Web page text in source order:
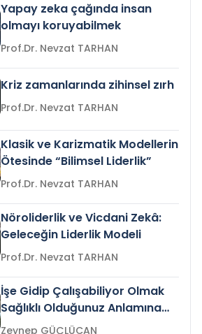
Yapay zeka çağında insan
olmayı koruyabilmek
Prof.Dr. Nevzat TARHAN
Kriz zamanlarında zihinsel zırh
Prof.Dr. Nevzat TARHAN
Klasik ve Karizmatik Modellerin
Ötesinde “Bilimsel Liderlik”
Prof.Dr. Nevzat TARHAN
Nöroliderlik ve Vicdani Zekâ:
Geleceğin Liderlik Modeli
Prof.Dr. Nevzat TARHAN
İşe Gidip Çalışabiliyor Olmak
Sağlıklı Olduğunuz Anlamına
Gelir mi?Zeynep GÜÇLÜCAN